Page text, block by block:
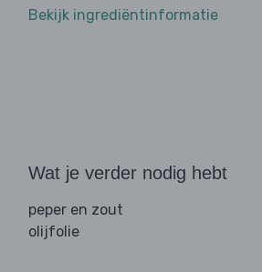
Bekijk ingrediëntinformatie
Wat je verder nodig hebt
peper en zout
olijfolie